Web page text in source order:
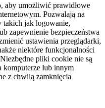
aby umożliwić prawidłowe
Pozwalają na
takich jak logowanie,
zapewnienie bezpieczeństwa
ustawienia przeglądarki,
niektóre funkcjonalności
pliki cookie nie są
komputerze lub innym
z chwilą zamknięcia